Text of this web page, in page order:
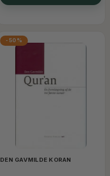
-50%
DEN GAVMILDE KORAN